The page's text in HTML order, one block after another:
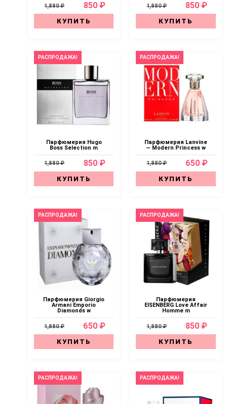
1,880 ₽ 850 ₽
КУПИТЬ
1,880 ₽ 850 ₽
КУПИТЬ
РАСПРОДАЖА!
Парфюмерия Hugo
Boss Selection m
1,880 ₽ 850 ₽
КУПИТЬ
РАСПРОДАЖА!
Парфюмерия Lanvine
— Modern Princess w
1,880 ₽ 650 ₽
КУПИТЬ
РАСПРОДАЖА!
Парфюмерия Giorgio
Armani Emporio
Diamonds w
1,880 ₽ 650 ₽
КУПИТЬ
РАСПРОДАЖА!
Парфюмерия
EISENBERG Love Affair
Homme m
1,880 ₽ 850 ₽
КУПИТЬ
РАСПРОДАЖА! РАСПРОДАЖА!